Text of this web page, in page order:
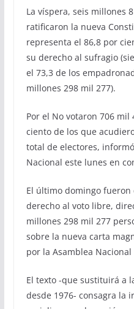
La víspera, seis millones
ratificaron la nueva
representa el 86,8 por
su derecho al sufragio
el 73,3 de los
millones 298 mil 277).
Por el No votaron 706
ciento de los que
total de electores,
Nacional este lunes en
El último domingo fueron
derecho al voto libre,
millones 298 mil 277
sobre la nueva carta
por la Asamblea
El texto -que sustituirá a
desde 1976- consagra la